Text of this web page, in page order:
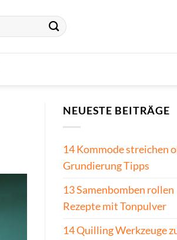
NEUESTE BEITRÄGE
14 Kommode streichen
Grundierung Tipps
13 Samenbomben rollen
Rezepte mit Tonpulver
14 Quilling Werkzeuge